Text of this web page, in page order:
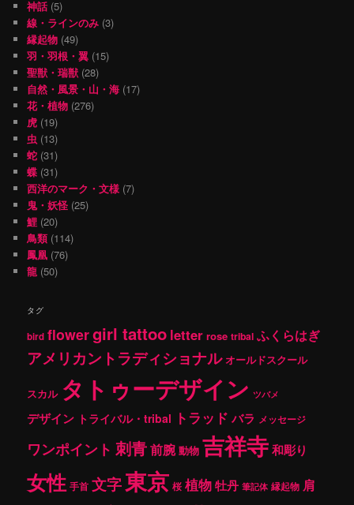
神話 (5)
線・ラインのみ (3)
縁起物 (49)
羽・羽根・翼 (15)
聖獣・瑞獣 (28)
自然・風景・山・海 (17)
花・植物 (276)
虎 (19)
虫 (13)
蛇 (31)
蝶 (31)
西洋のマーク・文様 (7)
鬼・妖怪 (25)
鯉 (20)
鳥類(114)
鳳凰 (76)
龍 (50)
タグ
bird flowergirl tattoo letter rose tribal ふくらはぎ
アメリカントラディショナル オールドスクール
スカル タトゥーデザイン ツバメ
デザイン トライバル・tribal トラッド バラ メッセージ
ワンポイント 刺青前腕 動物 吉祥寺和彫り
女性 手首 文字東京 桜 植物牡丹 筆記体 縁起物 肩